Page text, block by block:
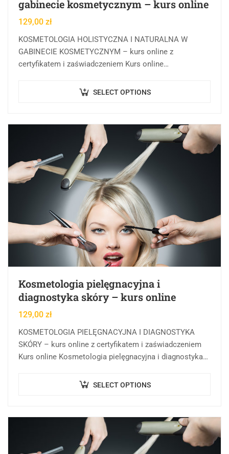
gabinecie kosmetycznym – kurs online
129,00 zł
KOSMETOLOGIA HOLISTYCZNA I NATURALNA W
GABINECIE KOSMETYCZNYM – kurs online z
certyfikatem i zaświadczeniem Kurs online
kosmetycznym w Centrum Rozwoju Wiedzy to forma…
SELECT OPTIONS
Kosmetologia pielęgnacyjna i
diagnostyka skóry – kurs online
129,00 zł
KOSMETOLOGIA PIELĘGNACYJNA I DIAGNOSTYKA
SKÓRY – kurs online z certyfikatem i zaświadczeniem
Kurs online Kosmetologia pielęgnacyjna i diagnostyka
online, której celem… SELECT OPTIONS